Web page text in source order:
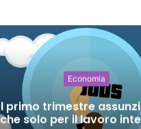
Economia
primo trimestre
solo per il lavoro